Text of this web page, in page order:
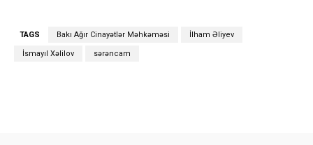
TAGS Bakı Ağır Cinayətlər Məhkəməsi İlham Əliyev
İsmayıl Xəlilov sərəncam